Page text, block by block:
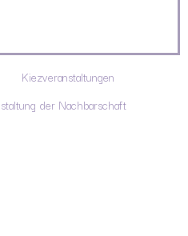
Kiezveranstaltungen
der Nachbarschaft